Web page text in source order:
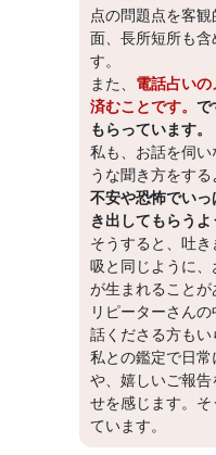
点の問題点を客
面、長所短所も
す。
また、 電話占い
済むことです。で
もらっています。
私も、お話を伺
うな聞き方をする
不安や恐怖でい
き出してもらうよ
そうすると、吐
吸と同じように
が生まれることが
リピーターさん
話くださる方もい
私との鑑定で日
や、嬉しいご報
せを感じます。
ています。